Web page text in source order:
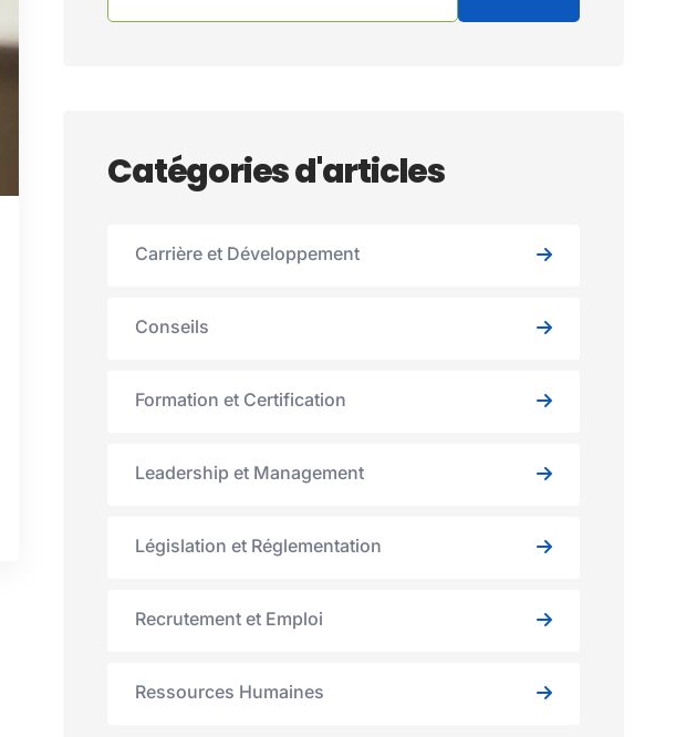
Catégories d'articles
Carrière et Développement
Conseils
Formation et Certification
Leadership et Management
Législation et Réglementation
Recrutement et Emploi
Ressources Humaines